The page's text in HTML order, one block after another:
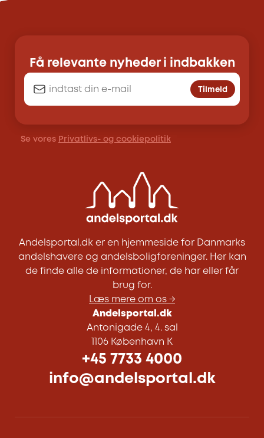
Få relevante nyheder i indbakken
Tilmeld
Se vores Privatlivs- og cookiepolitik
Andelsportal.dk er en hjemmeside for Danmarks
andelshavere og andelsboligforeninger. Her kan
de finde alle de informationer, de har eller får
brug for.
Læs mere om os →
Andelsportal.dk
Antonigade 4, 4. sal
1106 København K
+45 7733 4000
info@andelsportal.dk